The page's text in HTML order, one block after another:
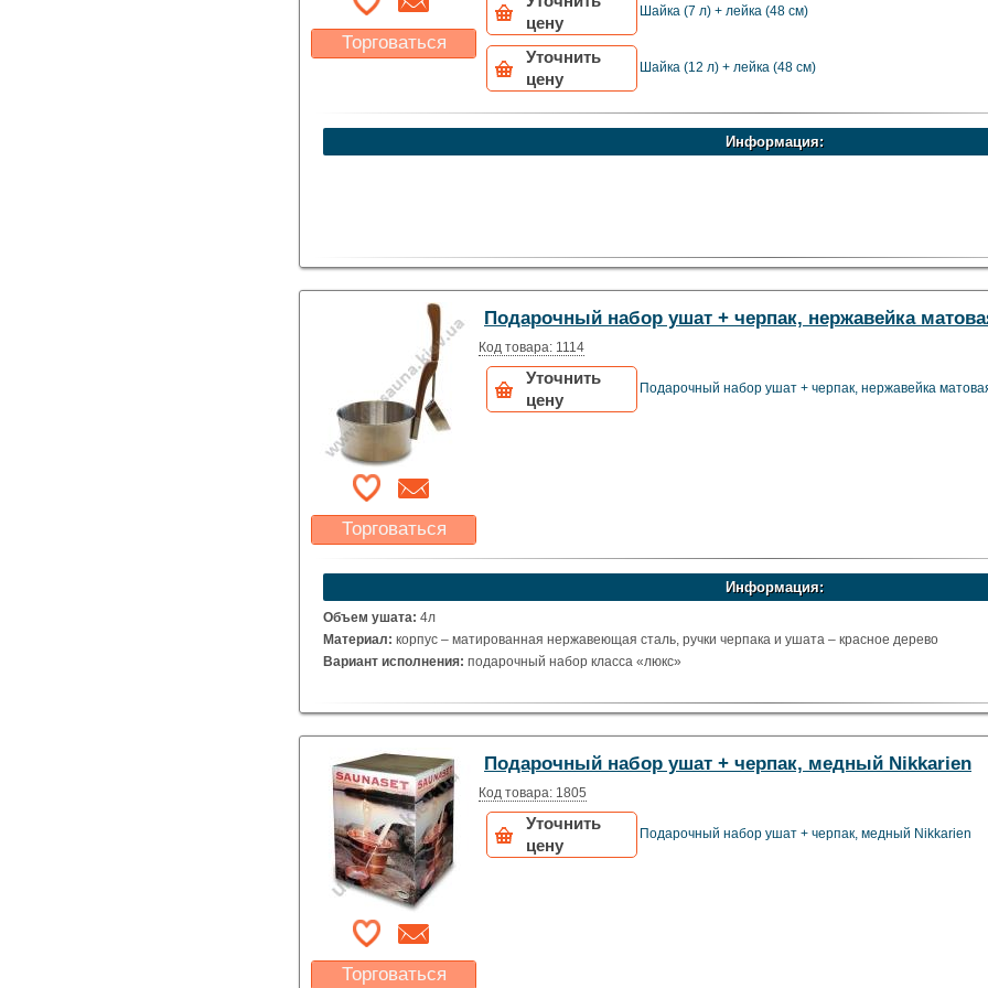
Торговаться
цену
Шайка (7 л) + лейка (48 см)
Уточнить
цену
Шайка (12 л) + лейка (48 см)
Информация:
Торговаться
Какая цена Вас
устроит?
Указать цену
Подарочный набор ушат + черпак, нержавейка
Код товара: 1114
Уточнить
цену
Подарочный набор ушат + черпак, нержавейка
Информация:
Объем ушата: 4л
Материал: корпус – матированная нержавеющая сталь, ручки черпака и ушата – красное дерево
Вариант исполнения: подарочный набор класса «люкс»
Торговаться
Подарочный набор ушат + черпак, медный Nikkarien
Код товара: 1805
Уточнить
цену
Подарочный набор ушат + черпак, медный Nikkarien